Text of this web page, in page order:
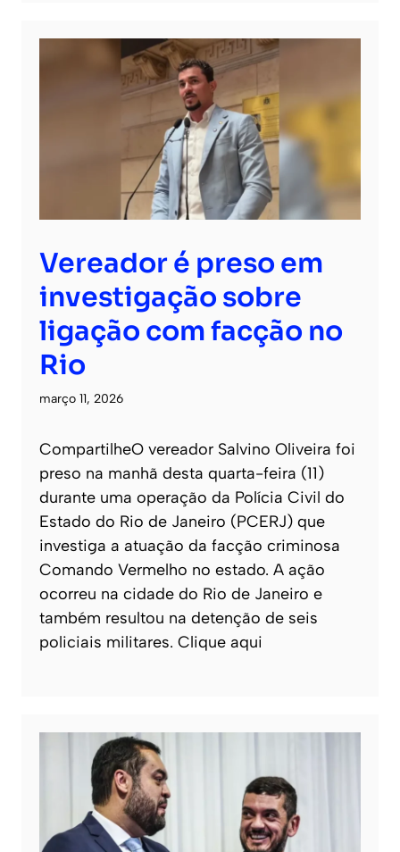
Vereador é preso em
investigação sobre
ligação com facção no
Rio
março 11, 2026
CompartilheO vereador Salvino Oliveira foi
preso na manhã desta quarta-feira (11)
durante uma operação da Polícia Civil do
Estado do Rio de Janeiro (PCERJ) que
investiga a atuação da facção criminosa
Comando Vermelho no estado. A ação
ocorreu na cidade do Rio de Janeiro e
também resultou na detenção de seis
policiais militares. Clique aqui